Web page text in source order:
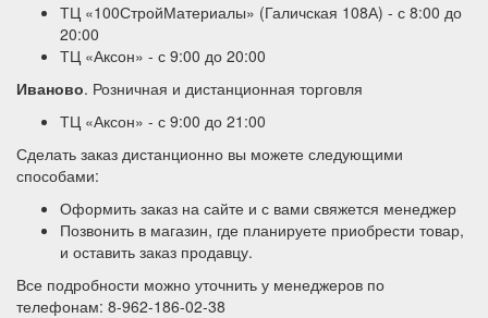
ТЦ «100СтройМатериалы» (Галичская 108А) - с 8:00 до
20:00
ТЦ «Аксон» - с 9:00 до 20:00
Иваново. Розничная и дистанционная торговля
ТЦ «Аксон» - с 9:00 до 21:00
Сделать заказ дистанционно вы можете следующими
способами:
Оформить заказ на сайте и с вами свяжется менеджер
Позвонить в магазин, где планируете приобрести товар,
и оставить заказ продавцу.
Все подробности можно уточнить у менеджеров по
телефонам: 8-962-186-02-38